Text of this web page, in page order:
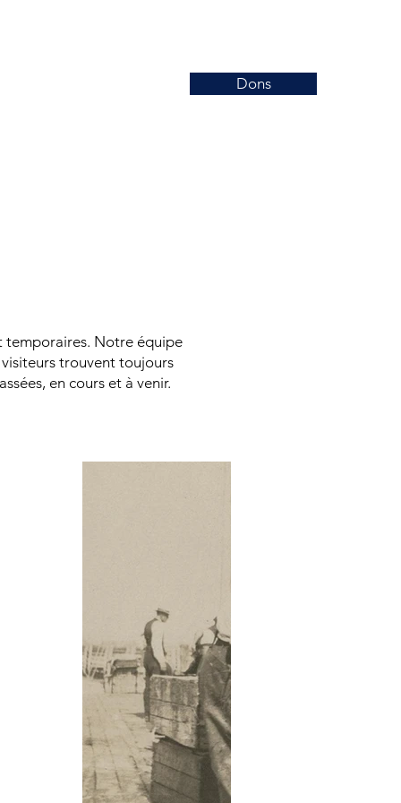
Dons
temporaires. Notre équipe
trouvent toujours
en cours et à venir.